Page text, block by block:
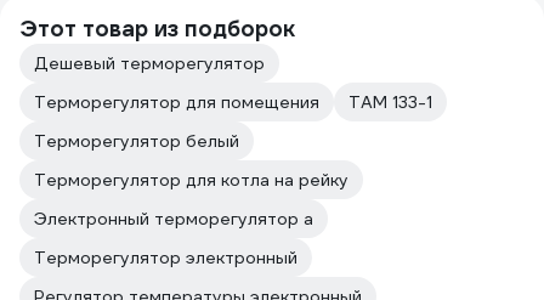
Этот товар из подборок
Дешевый терморегулятор
Терморегулятор для помещения
ТАМ 133-1
Терморегулятор белый
Терморегулятор для котла на рейку
Электронный терморегулятор а
Терморегулятор электронный